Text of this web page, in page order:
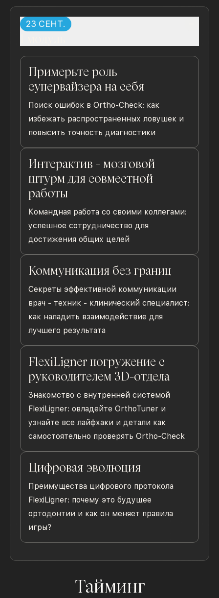
23 СЕНТ.
Примерьте роль
супервайзера на себя
Поиск ошибок в Ortho-Check: как
избежать распространенных ловушек и
повысить точность диагностики
Интерактив - мозговой
штурм для совместной
работы
Командная работа со своими коллегами:
успешное сотрудничество для
достижения общих целей
Коммуникация без границ
Секреты эффективной коммуникации
врач - техник - клинический специалист:
как наладить взаимодействие для
лучшего результата
FlexiLigner погружение с
руководителем 3D-отдела
Знакомство с внутренней системой
FlexiLigner: овладейте OrthoTuner и
узнайте все лайфхаки и детали как
самостоятельно проверять Ortho-Check
Цифровая эволюция
Преимущества цифрового протокола
FlexiLigner: почему это будущее
ортодонтии и как он меняет правила
игры?
Тайминг